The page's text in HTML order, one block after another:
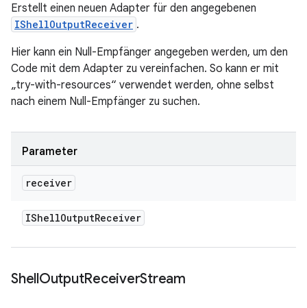
Erstellt einen neuen Adapter für den angegebenen
IShellOutputReceiver .
Hier kann ein Null-Empfänger angegeben werden, um den
Code mit dem Adapter zu vereinfachen. So kann er mit
„try-with-resources“ verwendet werden, ohne selbst
nach einem Null-Empfänger zu suchen.
Parameter
receiver
IShellOutputReceiver
ShellOutputReceiverStream